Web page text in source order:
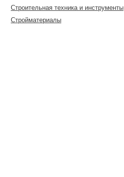
Строительная техника и инструменты
Стройматериалы